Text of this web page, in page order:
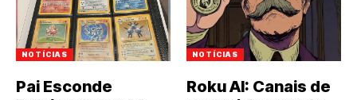
NOTÍCIAS
Pai Esconde
NOTÍCIAS
Roku AI: Canais de